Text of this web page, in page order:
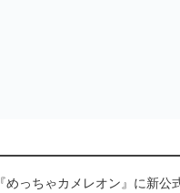
『めっちゃカメレオン』に新公